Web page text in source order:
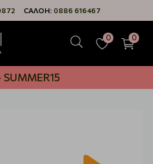
САЛОН: 0886 616467
0 0